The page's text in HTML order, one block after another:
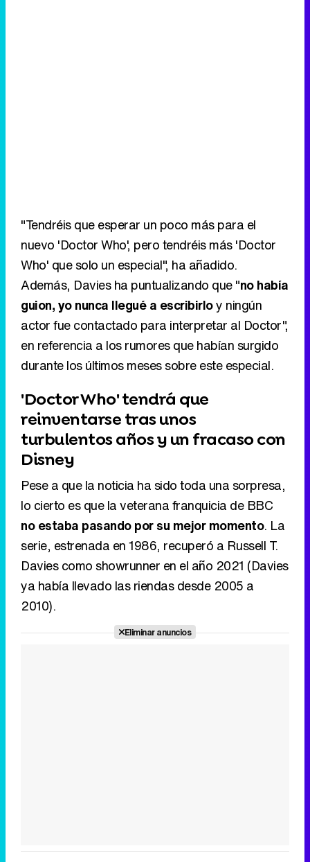
"Tendréis que esperar un poco más para el
nuevo 'Doctor Who', pero tendréis más 'Doctor
Who' que solo un especial", ha añadido.
Además, Davies ha puntualizando que "no había
guion, yo nunca llegué a escribirloy ningún
actor fue contactado para interpretar al Doctor",
en referencia a los rumores que habían surgido
durante los últimos meses sobre este especial.
'Doctor Who' tendrá que
reinventarse tras unos
turbulentos años y un fracaso con
Disney
Pese a que la noticia ha sido toda una sorpresa,
lo cierto es que la veterana franquicia de BBC
no estaba pasando por su mejor momento. La
serie, estrenada en 1986, recuperó a Russell T.
Davies como showrunner en el año 2021 (Davies
ya había llevado las riendas desde 2005 a
2010).
Eliminar anuncios